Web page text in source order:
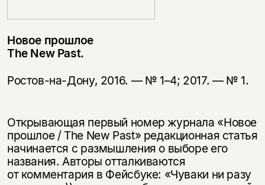
Новое прошлое
The New Past.
Ростов-на-Дону, 2016. — № 1–4; 2017. — № 1.
Открывающая первый номер журнала «Новое
прошлое / The New Past» редакционная статья
начинается с размышления о выборе его
названия. Авторы отталкиваются
от комментария в Фейсбуке: «Чуваки ни разу